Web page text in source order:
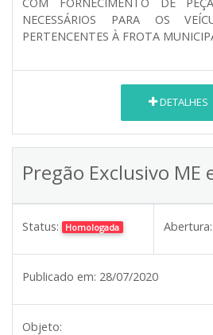
NECESSÁRIOS PARA OS
PERTENCENTES À FROTA
DETALHES
Pregão Exclusivo ME
Status: Homologada Abertura:
Publicado em: 28/07/2020
Objeto: